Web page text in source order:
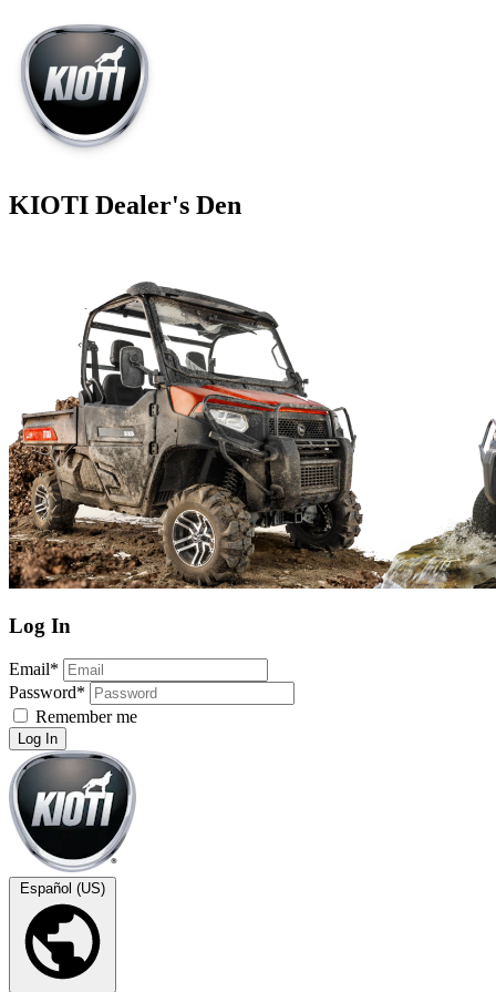
KIOTI Dealer's Den
Log In
Email*
Password*
Remember me
Log In
Español (US)